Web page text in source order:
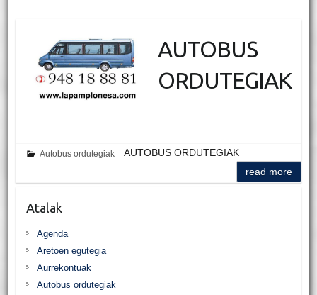
AUTOBUS
ORDUTEGIAK
Autobus ordutegiak
AUTOBUS ORDUTEGIAK
read more
Atalak
Agenda
Aretoen egutegia
Aurrekontuak
Autobus ordutegiak